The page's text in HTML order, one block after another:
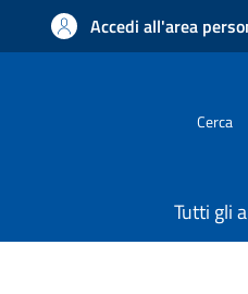
Accedi all'area
Cerca
Tutti gli